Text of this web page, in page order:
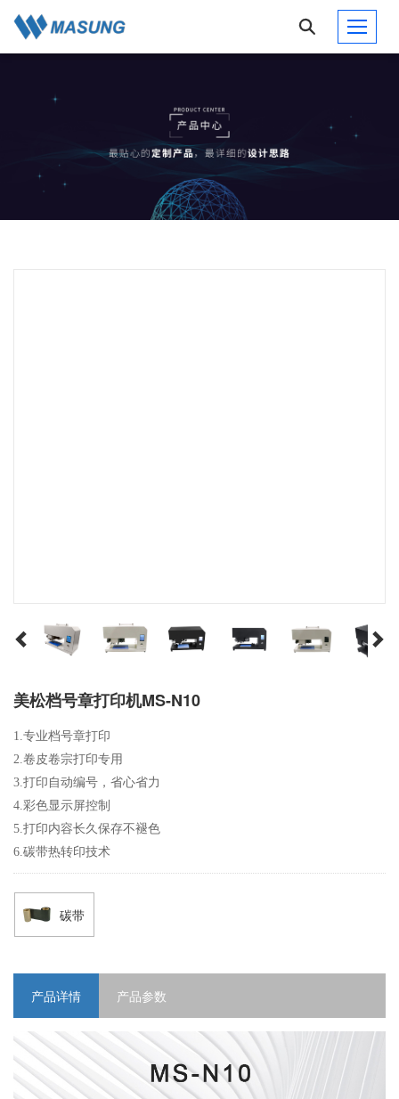
美松档号章打印机MS-N10
1.专业档号章打印
2.卷皮卷宗打印专用
3.打印自动编号，省心省力
4.彩色显示屏控制
5.打印内容长久保存不褪色
6.碳带热转印技术
碳带
产品详情 产品参数